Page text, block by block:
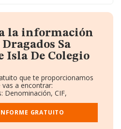
la información
Sa
Isla De Colegio
que te proporcionamos
a encontrar:
Denominación, CIF,
(BORME).
Ventas y Empleados.
y Administradores.
GRATUITO